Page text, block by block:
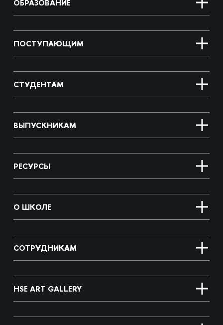
ОБРАЗОВАНИЕ
ПОСТУПАЮЩИМ
СТУДЕНТАМ
ВЫПУСКНИКАМ
РЕСУРСЫ
О ШКОЛЕ
СОТРУДНИКАМ
HSE ART GALLERY